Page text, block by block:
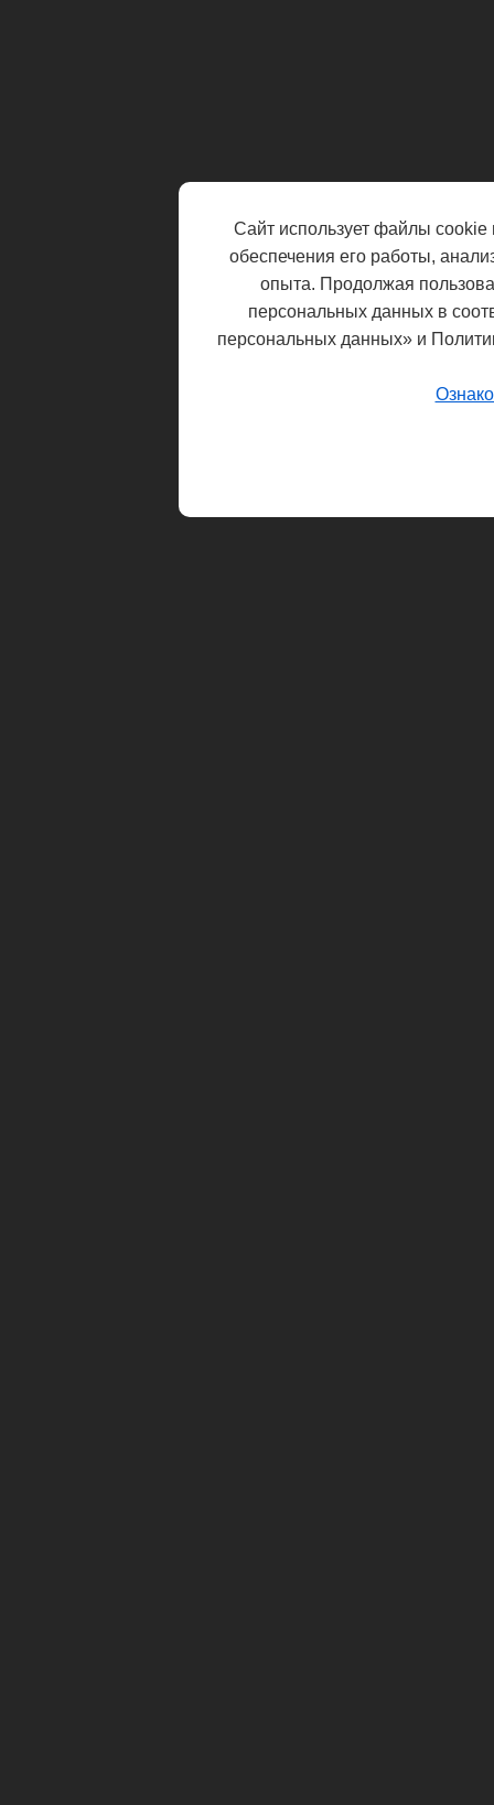
Сайт использует файлы cookie
обеспечения его работы,
опыта. Продолжая
персональных данных в
персональных данных» и